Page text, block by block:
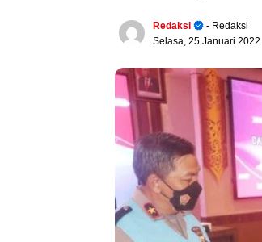
Redaksi
- Redaksi
Selasa, 25 Januari 2022